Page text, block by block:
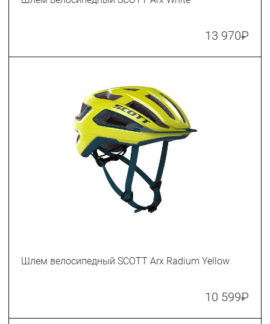
13 970₽
Шлем велосипедный SCOTT Arx Radium Yellow
10 599₽